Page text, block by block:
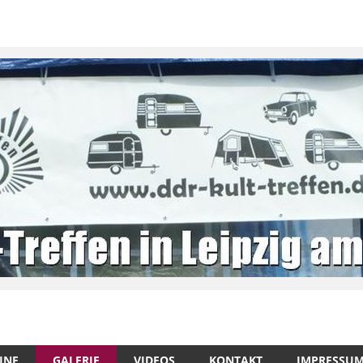
GALERIE VIDEOS KONTAKT